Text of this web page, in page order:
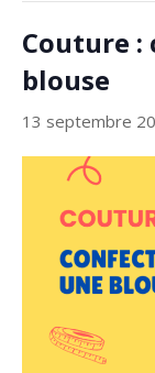
Couture
blouse
13 septembre